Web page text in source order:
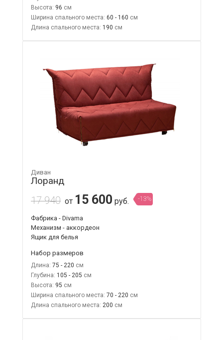
Высота: 96
Ширина спального места: 60 - 160
Длина спального места: 190
Диван
Лоранд
17 940 от 15 600 руб. -13%
Фабрика - Divama
Механизм - аккордеон
Ящик для белья
Набор размеров
Длина: 75 - 220
Глубина: 105 - 205
Высота: 95
Ширина спального места: 70 - 220
Длина спального места: 200